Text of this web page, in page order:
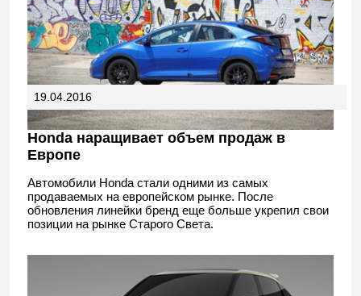
19.04.2016
Honda наращивает объем продаж в
Европе
Автомобили Honda стали одними из самых
продаваемых на европейском рынке. После
обновления линейки бренд еще больше укрепил свои
позиции на рынке Старого Света.